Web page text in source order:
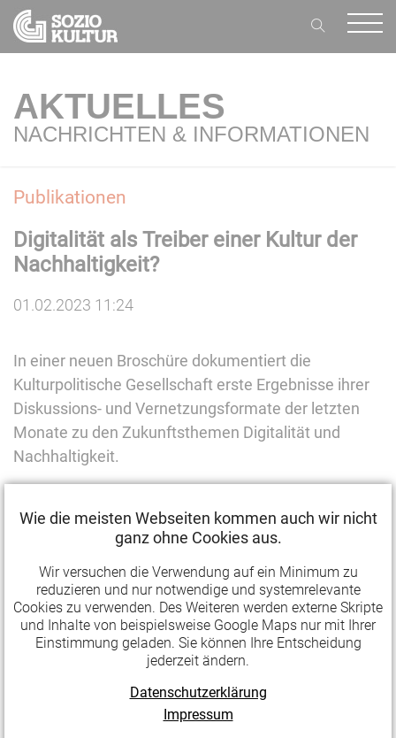
AKTUELLES
NACHRICHTEN & INFORMATIONEN
Publikationen
Digitalität als Treiber einer Kultur der
Nachhaltigkeit?
01.02.2023 11:24
In einer neuen Broschüre dokumentiert die
Kulturpolitische Gesellschaft erste Ergebnisse ihrer
Diskussions- und Vernetzungsformate der letzten
Monate zu den Zukunftsthemen Digitalität und
Nachhaltigkeit.
digitalen Wandel als auch in der Transformation zu
einer klimaneutralen Gesellschaft wesentliche
Herausforderungen einer künftigen Kulturpolitik nach
der Corona-Pandemie. Das Vorhaben "Digitalität als
neuer Treiber einer Kultur der Nachhaltigkeit (DNA
4_0)" widmet sich in innovativer und auch kritischer
Weise den Problemen und Potenzialen beider
Herausforderungen für den Kulturbereich.
Anknüpfend an seine WebTalk-Reihen "Kultur(en) der
Wie die meisten Webseiten kommen auch wir nicht
ganz ohne Cookies aus.
Wir versuchen die Verwendung auf ein Minimum zu
reduzieren und nur notwendige und systemrelevante
Cookies zu verwenden. Des Weiteren werden externe Skripte
und Inhalte von beispielsweise Google Maps nur mit Ihrer
Einstimmung geladen. Sie können Ihre Entscheidung
jederzeit ändern.
Datenschutzerklärung
Impressum